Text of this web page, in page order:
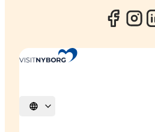
Vælg sprog